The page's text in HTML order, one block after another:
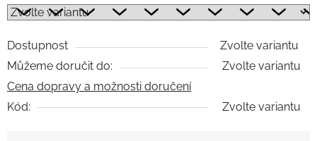
Dostupnost
Zvolte variantu
Můžeme doručit do:
Zvolte variantu
Cena dopravy a možnosti doručení
Kód:
Zvolte variantu